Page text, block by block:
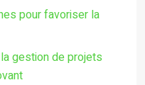
pour favoriser la
gestion de projets